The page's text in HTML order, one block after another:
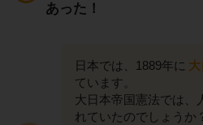
あった！
日本では、1889年に
ています。
大日本帝国憲法では、
れていたのでしょうか